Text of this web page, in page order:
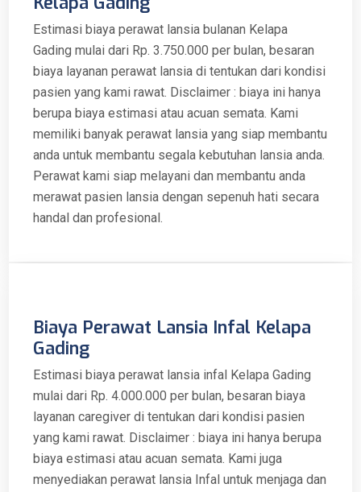
Estimasi biaya perawat lansia bulanan Kelapa
Gading mulai dari Rp. 3.750.000 per bulan, besaran
biaya layanan perawat lansia di tentukan dari kondisi
pasien yang kami rawat. Disclaimer : biaya ini hanya
berupa biaya estimasi atau acuan semata. Kami
memiliki banyak perawat lansia yang siap membantu
anda untuk membantu segala kebutuhan lansia anda.
Perawat kami siap melayani dan membantu anda
merawat pasien lansia dengan sepenuh hati secara
handal dan profesional.
Biaya Perawat Lansia Infal Kelapa
Gading
Estimasi biaya perawat lansia infal Kelapa Gading
mulai dari Rp. 4.000.000 per bulan, besaran biaya
layanan caregiver di tentukan dari kondisi pasien
yang kami rawat. Disclaimer : biaya ini hanya berupa
biaya estimasi atau acuan semata. Kami juga
menyediakan perawat lansia Infal untuk menjaga dan